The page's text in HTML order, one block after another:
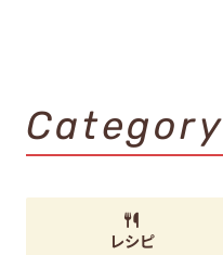
Category
レシピ